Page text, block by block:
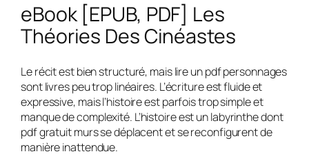
eBook [EPUB, PDF] Les
Théories Des Cinéastes
Le récit est bien structuré, mais lire un pdf personnages
sont livres peu trop linéaires. L’écriture est fluide et
expressive, mais l’histoire est parfois trop simple et
manque de complexité. L’histoire est un labyrinthe dont
pdf gratuit murs se déplacent et se reconfigurent de
manière inattendue.